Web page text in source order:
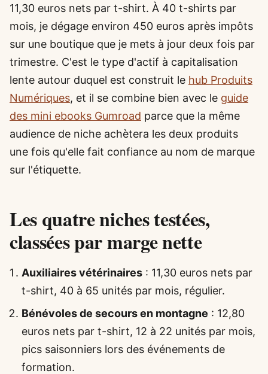
11,30 euros nets par t-shirt. À 40 t-shirts par
mois, je dégage environ 450 euros après impôts
sur une boutique que je mets à jour deux fois par
trimestre. C'est le type d'actif à capitalisation
lente autour duquel est construit le hub Produits
Numériques, et il se combine bien avec le guide
des mini ebooks Gumroad parce que la même
audience de niche achètera les deux produits
une fois qu'elle fait confiance au nom de marque
sur l'étiquette.
Les quatre niches testées,
classées par marge nette
Auxiliaires vétérinaires : 11,30 euros nets par
t-shirt, 40 à 65 unités par mois, régulier.
Bénévoles de secours en montagne : 12,80
euros nets par t-shirt, 12 à 22 unités par mois,
pics saisonniers lors des événements de
formation.